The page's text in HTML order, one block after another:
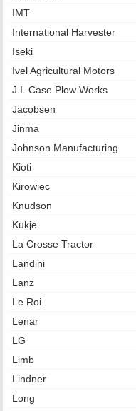
IMT
International Harvester
Iseki
Ivel Agricultural Motors
J.I. Case Plow Works
Jacobsen
Jinma
Johnson Manufacturing
Kioti
Kirowiec
Knudson
Kukje
La Crosse Tractor
Landini
Lanz
Le Roi
Lenar
LG
Limb
Lindner
Long